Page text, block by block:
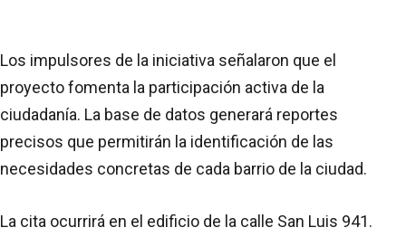
Los impulsores de la iniciativa señalaron que el
proyecto fomenta la participación activa de la
ciudadanía. La base de datos generará reportes
precisos que permitirán la identificación de las
necesidades concretas de cada barrio de la ciudad.
La cita ocurrirá en el edificio de la calle San Luis 941.